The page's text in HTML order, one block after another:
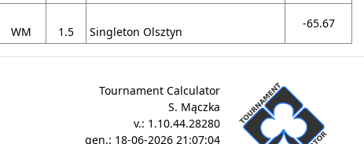
WM 1.5 Singleton Olsztyn
-65.67
Tournament Calculator
S. Mączka
v.: 1.10.44.28280
gen.: 18-06-2026 21:07:04